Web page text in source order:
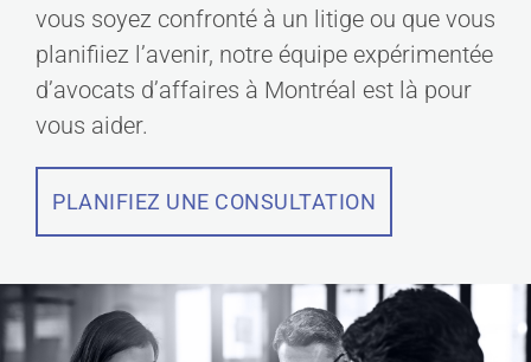
vous soyez confronté à un litige ou que vous
planifiiez l’avenir, notre équipe expérimentée
d’avocats d’affaires à Montréal est là pour
vous aider.
PLANIFIEZ UNE CONSULTATION